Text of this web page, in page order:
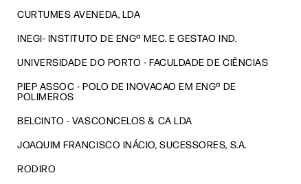
CURTUMES AVENEDA, LDA
INEGI- INSTITUTO DE ENGª MEC. E GESTAO IND.
UNIVERSIDADE DO PORTO - FACULDADE DE CIÊNCIAS
PIEP ASSOC - POLO DE INOVACAO EM ENGª DE
POLIMEROS
BELCINTO - VASCONCELOS & CA LDA
JOAQUIM FRANCISCO INÁCIO, SUCESSORES, S.A.
RODIRO